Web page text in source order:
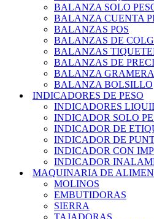
BALANZA SOLO
BALANZA CUENTA
BALANZAS POS
BALANZAS DE
BALANZAS
BALANZAS DE
BALANZA
BALANZA BOLSILLO
INDICADORES DE PESO
INDICADORES
INDICADOR SOLO
INDICADOR DE
INDICADOR DE
INDICADOR CON
INDICADOR
MAQUINARIA DE
MOLINOS
EMBUTIDORAS
SIERRA
TAJADORAS